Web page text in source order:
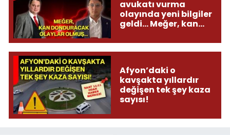
avukatı vurma
olayında yeni bilgiler
geldi... Meğer, kan
olmuş...
Afyon’daki o
kavşakta yıllardır
değişen tek şey kaza
sayısı!